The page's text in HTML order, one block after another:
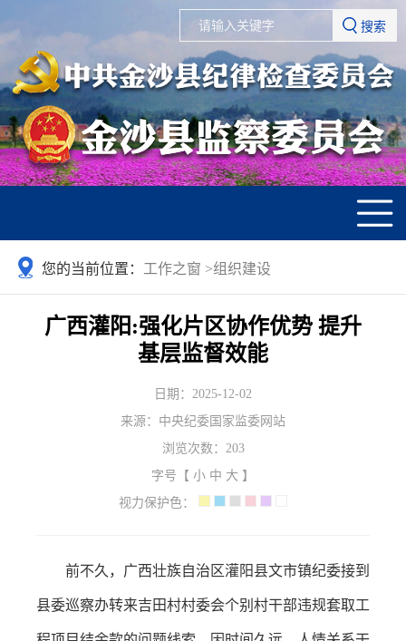
搜索
您的当前位置： 工作之窗 >组织建设
广西灌阳:强化片区协作优势 提升
基层监督效能
日期：2025-12-02
来源：中央纪委国家监委网站
浏览次数： 203
字号【 小 中 大 】
视力保护色：
前不久，广西壮族自治区灌阳县文市镇纪委接到
县委巡察办转来吉田村村委会个别村干部违规套取工